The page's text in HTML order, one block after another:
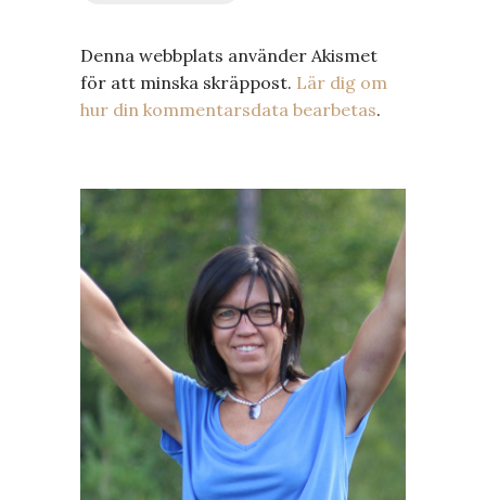
Denna webbplats använder Akismet
för att minska skräppost. Lär dig om
hur din kommentarsdata bearbetas.